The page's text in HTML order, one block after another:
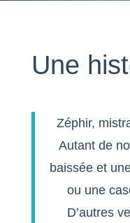
Une
Zéphir,
Autant de
baissée et
ou une
D’autres